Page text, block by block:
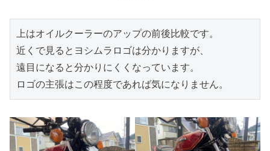
上はオイルクーラーのアップの前後比較です。
近くで見るとヨシムラロゴは分かりますが、
遠目になると分かりにくくなっています。
ロゴの主張はこの程度であれば気になりません。